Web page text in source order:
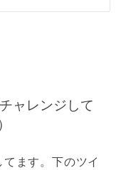
ャレンジして
ます。下のツイ